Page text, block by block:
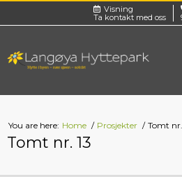
Visning
Ta kontakt med oss
You are here: Home Prosjekter Tomt nr.
Tomt nr. 13